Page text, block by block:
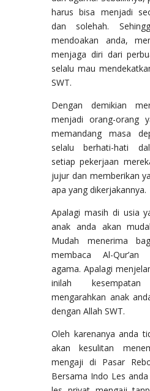
harus bisa menjadi
dan solehah.
mendoakan anda,
menjaga diri dari
selalu mau
SWT.
Dengan demikian
menjadi orang-orang
memandang masa
selalu berhati-hati
setiap pekerjaan
jujur dan memberikan
apa yang dikerjakannya.
Apalagi masih di usia
anak anda akan
Mudah menerima
membaca Al-
agama. Apalagi
inilah
mengarahkan anak
dengan Allah SWT.
Oleh karenanya anda
akan kesulitan
mengaji di Pasar
Bersama Indo Les